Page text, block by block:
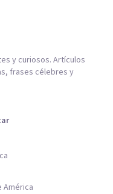
y curiosos. Artículos
frases célebres y
América